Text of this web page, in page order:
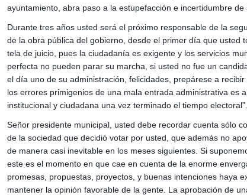
ayuntamiento, abra paso a la estupefacción e incertidumbre de
Durante tres años usted será el próximo responsable de la
de la obra pública del gobierno, desde el primer día que usted
tela de juicio, pues la ciudadanía es exigente y los servicios
perfecta no pueden parar su marcha, si usted no fue un
el día uno de su administración, felicidades, prepárese a
los errores primigenios de una mala entrada administrativa es
institucional y ciudadana una vez terminado el tiempo electoral”.
Señor presidente municipal, usted debe recordar cuenta sólo
de la sociedad que decidió votar por usted, que además no
de manera casi inevitable en los meses siguientes. Si
este es el momento en que cae en cuenta de la enorme
promesas, propuestas, proyectos, y buenas intenciones haya
mantener la opinión favorable de la gente. La aprobación de